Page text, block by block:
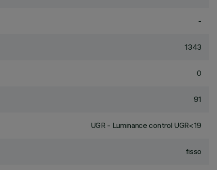
-
1343
0
91
UGR - Luminance control UGR<19
fisso